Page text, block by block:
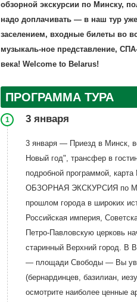
обзорной экскурсии по Минску,
надо доплачивать — в наш тур уже
заселением, входные билеты во
музыкаль-ное представление,
века! Welcome to Belarus!
ПРОГРАММА ТУРА
1 3 января
3 января — Приезд в Минск,
Новый год", трансфер в
подробной программой,
ОБЗОРНАЯ ЭКСКУРСИЯ по
прошлом города в широких
Российская империя,
Петро-Павловскую церковь
старинный Верхний город. В
— площади Свободы — Вы
(бернардинцев, базилиан,
осмотрите наиболее ценные